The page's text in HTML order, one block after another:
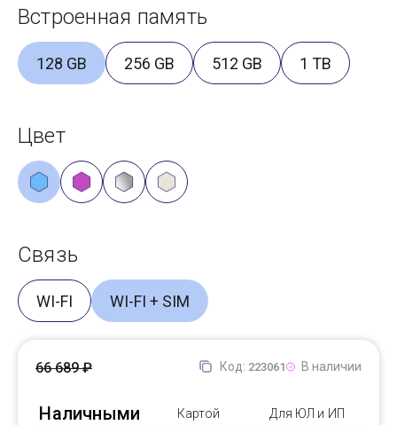
Встроенная память
128 GB 256 GB 512 GB 1 TB
Цвет
Связь
WI-FI WI-FI + SIM
Код: 223061 В наличии
Наличными Картой Для ЮЛ и ИП
66 689 ₽